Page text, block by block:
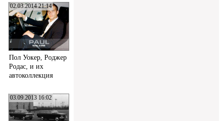
02.03.2014 21:14
Пол Уокер, Роджер
Родас, и их
автоколлекция
03.09.2013 16:02